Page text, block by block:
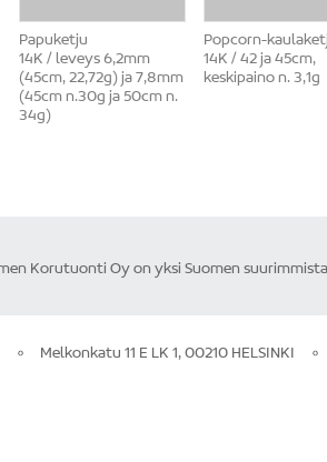
Papuketju
14K / leveys 6,2mm
(45cm, 22,72g) ja 7,8mm
(45cm n.30g ja 50cm n.
34g)
Popcorn-
14K / 42 ja 45cm,
keskipaino n. 3,1g
Korutuonti Oy on yksi Suomen
Melkonkatu 11 E LK 1, 00210 HELSINKI